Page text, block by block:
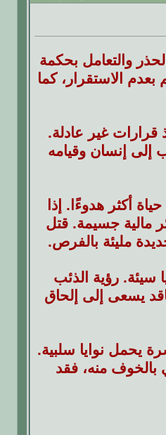
والتعامل بحكمة
الاستقرار، كما
قرارات غير عادلة.
إلى إنسان وقيامه
أكثر هدوءًا. إذا
مالية جسيمة. قتل
مليئة بالفرص.
رؤية الذئب
يسعى إلى إلحاق
يحمل نوايا سلبية.
بالخوف منه، فقد